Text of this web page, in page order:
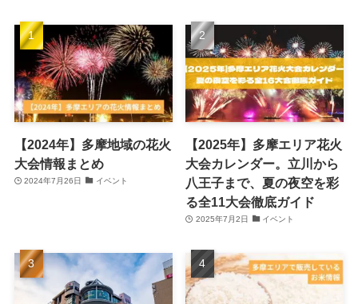
【2024年】多摩地域の花火
大会情報まとめ
2024年7月26日 イベント
【2025年】多摩エリア花火
大会カレンダー。立川から
八王子まで、夏の夜空を彩
る全11大会徹底ガイド
2025年7月2日 イベント